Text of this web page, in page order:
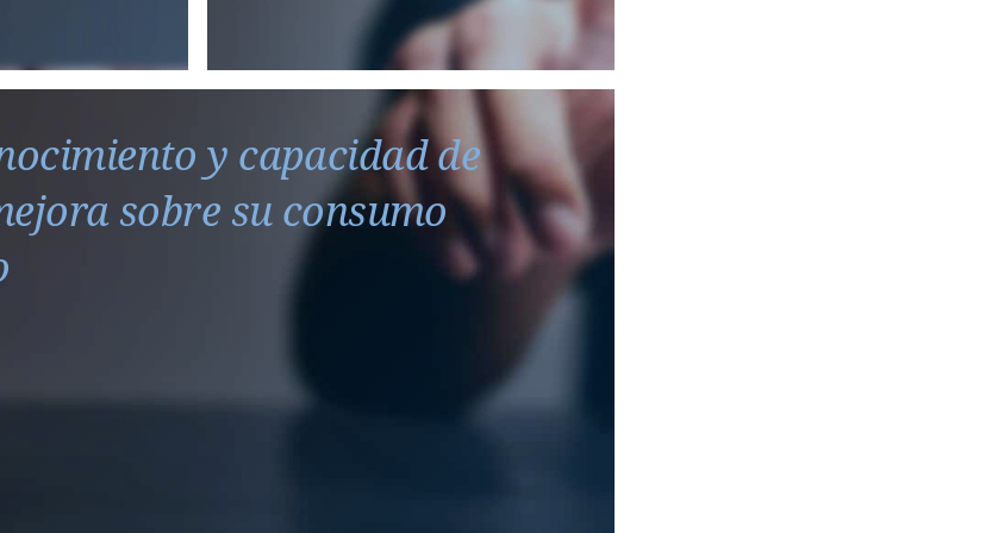
y capacidad de
sobre su consumo
permita la adopción de medidas ad-hoc de eficiencia energética y
proyectos transformadores de descarbonización y